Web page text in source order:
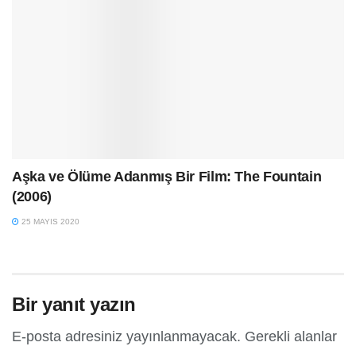
Aşka ve Ölüme Adanmış Bir Film: The Fountain
(2006)
25 MAYIS 2020
Bir yanıt yazın
E-posta adresiniz yayınlanmayacak. Gerekli alanlar